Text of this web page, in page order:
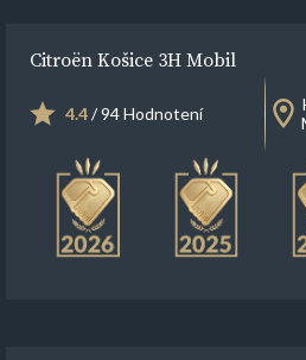
Citroën Košice 3H Mobil
4.4/ 94 Hodnotení